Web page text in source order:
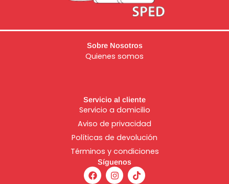
Sobre Nosotros
Quienes somos
Servicio al cliente
Servicio a domicilio
Aviso de privacidad
Políticas de devolución
Términos y condiciones
Síguenos
F
a
I
n
T
i